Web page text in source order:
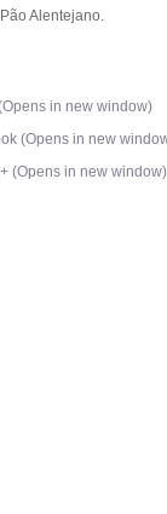
Alentejano.
in new window)
(Opens in new
(Opens in new window)